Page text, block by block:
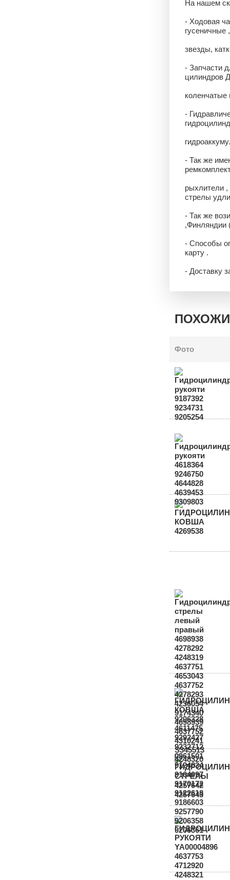
На нашем
- Ходовая
звезды,
- Запчасти
цилиндров
-
- Так же
рыхлители
стрелы
- Так же
,Финляндии
- Способы
карту .
- Доставку
Фото